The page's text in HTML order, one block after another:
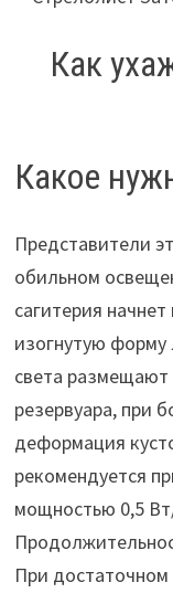
Как
Какое
Представители
обильном
сагитерия
изогнутую форму
света размещают
резервуара, при
деформация
рекомендуется
мощностью 0,5
При